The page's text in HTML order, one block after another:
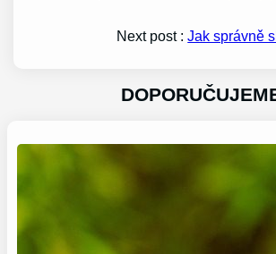
Next post :Jak správně